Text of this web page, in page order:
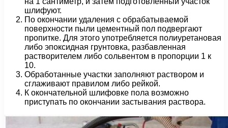
шлифуют.
По окончании удаления с обрабатываемой
поверхности пыли цементный пол подвергают
пропитке. Для этого употребляется полиуретановая
либо эпоксидная грунтовка, разбавленная
растворителем либо сольвентом в пропорции 1 к
10.
Обработанные участки заполняют раствором и
сглаживают правилом либо рейкой.
К окончательной шлифовке пола возможно
приступать по окончании застывания раствора.